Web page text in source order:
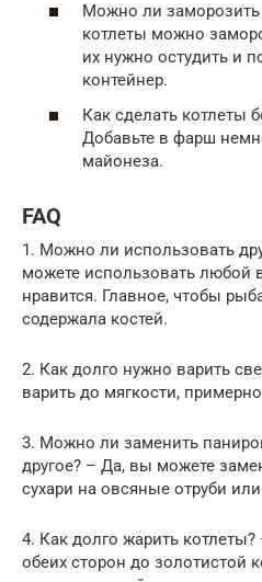
Можно ли
котлеты можно
их нужно остудить и
контейнер.
Как сделать котлеты
Добавьте в фарш
майонеза.
FAQ
1. Можно ли использовать
можете использовать
нравится. Главное, чтобы
содержала костей.
2. Как долго нужно варить
варить до мягкости,
3. Можно ли заменить
другое? – Да, вы можете
сухари на овсяные отруби
4. Как долго жарить
обеих сторон до золотистой